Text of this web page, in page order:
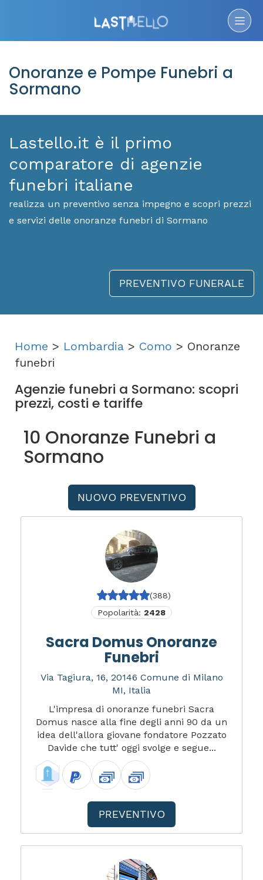
Onoranze e Pompe Funebri a
Sormano
Lastello.it è il primo
comparatore di agenzie
funebri italiane
realizza un preventivo senza impegno e scopri prezzi
e servizi delle onoranze funebri di Sormano
PREVENTIVO FUNERALE
Home > Lombardia > Como > Onoranze
funebri
Agenzie funebri a Sormano: scopri
prezzi, costi e tariffe
10 Onoranze Funebri a
Sormano
NUOVO PREVENTIVO
(388)
Popolarità: 2428
Sacra Domus Onoranze
Funebri
Via Tagiura, 16, 20146 Comune di Milano
MI, Italia
L'impresa di onoranze funebri Sacra
Domus nasce alla fine degli anni 90 da un
idea dell'allora giovane fondatore Pozzato
Davide che tutt' oggi svolge e segue...
PREVENTIVO